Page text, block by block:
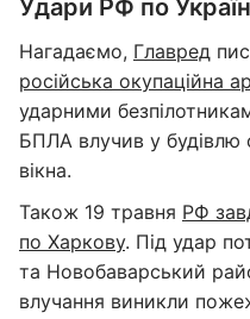
Удари РФ по
Нагадаємо, Главред
російська окупаційна
ударними
БПЛА влучив у будівлю
вікна.
Також 19 травня РФ
по Харкову. Під удар
та Новобаварський
влучання виникли